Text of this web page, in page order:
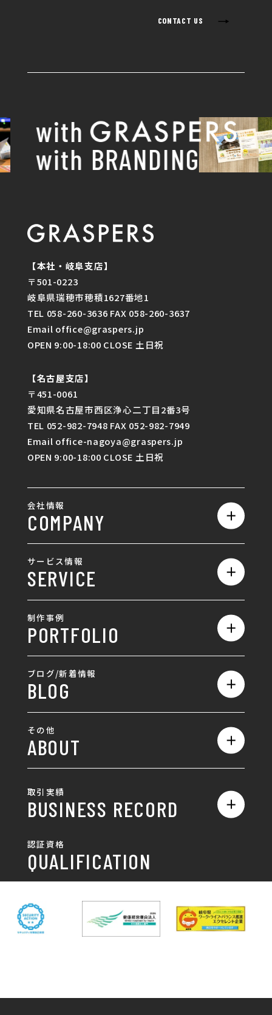
CONTACT US →
with
with BRANDING
【本社・岐阜支店】
〒501-0223
岐阜県瑞穂市穂積1627番地1
TEL 058-260-3636 FAX 058-260-3637
Email office@graspers.jp
OPEN 9:00-18:00 CLOSE 土日祝
【名古屋支店】
〒451-0061
愛知県名古屋市西区浄心二丁目2番3号
TEL 052-982-7948 FAX 052-982-7949
Email office-nagoya@graspers.jp
OPEN 9:00-18:00 CLOSE 土日祝
会社情報
COMPANY
私たちの強み
会社概要
採用情報
サービス情報
SERVICE
ホームページ制作
採用サイト制作
SEO対策
AIO対策
ロゴ製作・ロゴデザイン
名刺制作・名刺デザイン
パンフレット制作・デザイン
パッケージ制作・デザイン
各種デザイン制作
制作事例
PORTFOLIO
全て
ホームページ
ロゴ
名刺/カード
チラシ/パンフレット
ポスター
動画/写真
封筒
看板・サイン
アパレル
展示会/企業展
ブログ/新着情報
BLOG
お知らせ
採用情報
その他
ABOUT
お客様の声
SDGsへの取り組み
DXへの取り組み
CSR活動
取引実績
BUSINESS RECORD
務所
中部電力パワーグリッ
ド株式会社 岐阜支社
ネットワーク大学コン
ソーシアム岐阜
組合
岐阜県自動車車体整備
協同組合
瑞穂市商工会
株式会社 TENPOUP
株式会社 絆
株式会社MD
株式会社MONDIA
認証資格
QUALIFICATION